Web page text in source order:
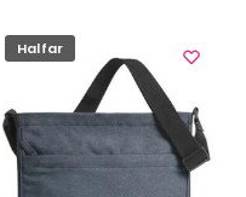
Deze
gekozen
worden
Halfar